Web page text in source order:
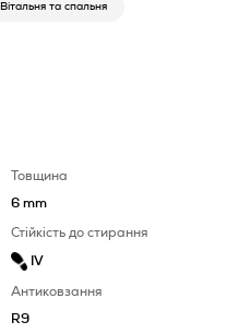
Вітальня та спальня
Товщина
6 mm
Стійкість до стирання
IV
Антиковзання
R9